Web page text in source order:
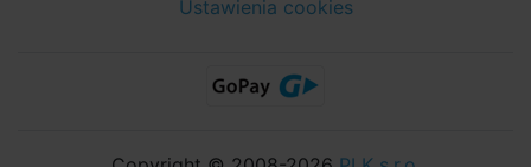
Ustawienia cookies